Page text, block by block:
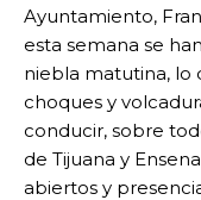
Ayuntamiento,
esta semana se
niebla matutina, lo
choques y
conducir, sobre
de Tijuana y
abiertos y